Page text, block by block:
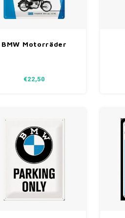
BMW Motorräder
€22,50